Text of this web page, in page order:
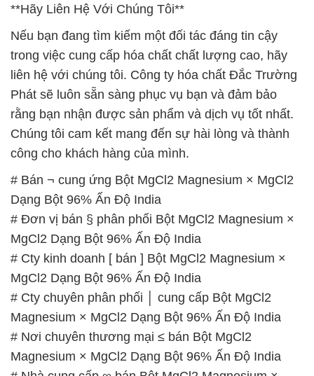
Phát sẽ luôn sẵn sàng phục vụ bạn và đảm bảo
rằng bạn nhận được sản phẩm và dịch vụ tốt nhất.
Chúng tôi cam kết mang đến sự hài lòng và thành
công cho khách hàng của mình.
# Bán ¬ cung ứng Bột MgCl2 Magnesium × MgCl2
Dạng Bột 96% Ấn Độ India
# Đơn vị bán § phân phối Bột MgCl2 Magnesium ×
MgCl2 Dạng Bột 96% Ấn Độ India
# Cty kinh doanh [ bán ] Bột MgCl2 Magnesium ×
MgCl2 Dạng Bột 96% Ấn Độ India
# Cty chuyên phân phối │ cung cấp Bột MgCl2
Magnesium × MgCl2 Dạng Bột 96% Ấn Độ India
# Nơi chuyên thương mại ≤ bán Bột MgCl2
Magnesium × MgCl2 Dạng Bột 96% Ấn Độ India
# Nhà cung cấp ∞ bán Bột MgCl2 Magnesium ×
MgCl2 Dạng Bột 96% Ấn Độ India
# Nơi chuyên thương mại ♦ cung cấp Bột MgCl2
Magnesium × MgCl2 Dạng Bột 96% Ấn Độ India
# Nơi phân phối ¯ cung ứng Bột MgCl2 Magnesium